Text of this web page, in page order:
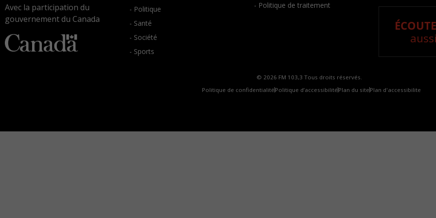
Avec la participation du
gouvernement du Canada
- Politique
- Santé
- Société
- Sports
- Politique de traitement
© 2026 FM 103,3 Tous droits réservés.
Politique de confidentialité Politique d’accessibilité Plan du site Plan d'accessibilite